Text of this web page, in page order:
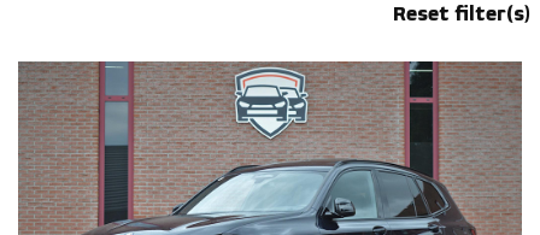
Reset filter(s)